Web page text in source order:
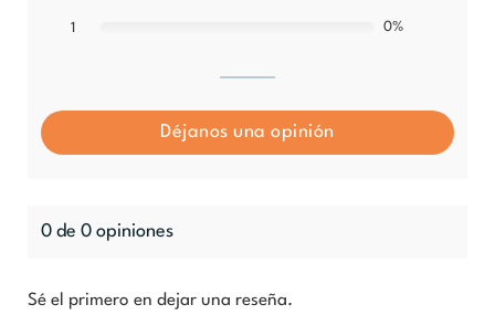
1 0%
Déjanos una opinión
0 de 0 opiniones
Sé el primero en dejar una reseña.